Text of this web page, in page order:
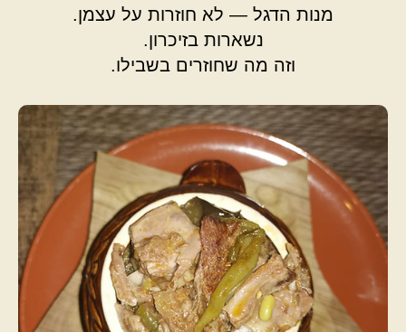
מנות הדגל — לא חוזרות על עצמן.
נשארות בזיכרון.
וזה מה שחוזרים בשבילו.